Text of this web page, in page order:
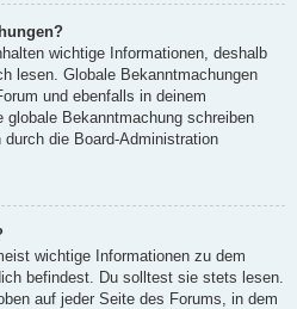
wichtige Informationen, deshalb
lesen. Globale Bekanntmachungen
und ebenfalls in deinem
Bekanntmachung schreiben
die Board-Administration
wichtige Informationen zu dem
befindest. Du solltest sie stets lesen.
auf jeder Seite des Forums, in dem